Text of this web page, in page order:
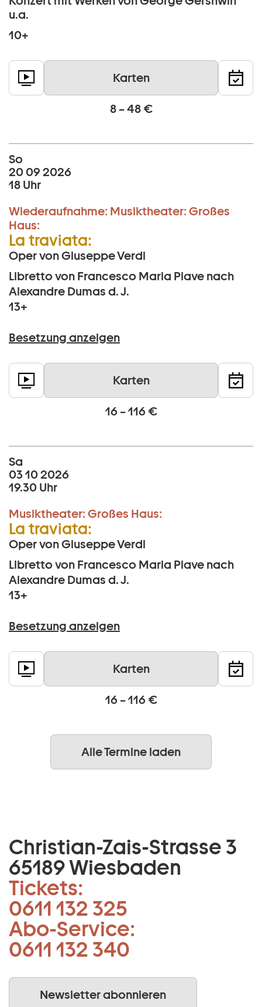
u.a.
10+
Karten
8 – 48 €
So
20 09 2026
18 Uhr
Wiederaufnahme: Musiktheater: Großes
Haus:
La traviata:
Oper von Giuseppe Verdi
Libretto von Francesco Maria Piave nach
Alexandre Dumas d. J.
13+
Besetzung anzeigen
Karten
16 – 116 €
Sa
03 10 2026
19.30 Uhr
Musiktheater: Großes Haus:
La traviata:
Oper von Giuseppe Verdi
Libretto von Francesco Maria Piave nach
Alexandre Dumas d. J.
13+
Besetzung anzeigen
Karten
16 – 116 €
Alle Termine laden
Christian-Zais-Strasse 3
65189 Wiesbaden
Tickets:
0611 132 325
Abo-Service:
0611 132 340
Newsletter abonnieren